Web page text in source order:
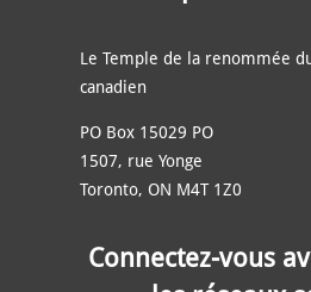
Le Temple de la renommée
canadien
PO Box 15029 PO
1507, rue Yonge
Toronto, ON M4T 1Z0
Connectez-vous